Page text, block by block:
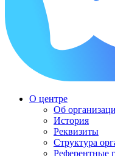
О центре
Об
История
Реквизиты
Структура
Референтные